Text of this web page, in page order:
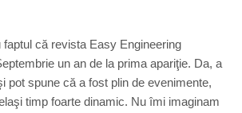
că revista Easy Engineering
un an de la prima apariţie. Da, a
pot spune că a fost plin de evenimente,
timp foarte dinamic. Nu îmi imaginam